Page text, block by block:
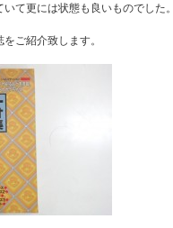
て更には状態も良いものでした。
ご紹介致します。